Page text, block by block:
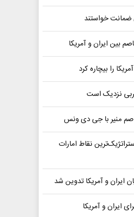
ضمانت خواستند
بین ایران و آمریکا
نزدیک است
منیر با جی دی ونس
نقاط امارات
ایران و آمریکا تدوین شد
ایران و آمریکا